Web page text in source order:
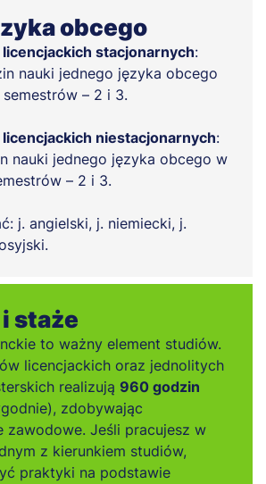
obcego
licencjackich stacjonarnych:
nauki jednego języka obcego
– 2 i 3.
licencjackich niestacjonarnych:
nauki jednego języka obcego w
– 2 i 3.
j. angielski, j. niemiecki, j.
staże
to ważny element studiów.
licencjackich oraz jednolitych
realizują 960 godzin
zdobywając
zawodowe. Jeśli pracujesz w
z kierunkiem studiów,
praktyki na podstawie